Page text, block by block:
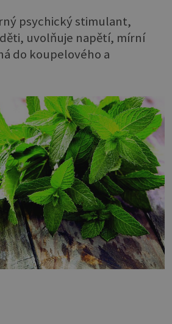
psychický stimulant,
uvolňuje napětí, mírní
do koupelového a